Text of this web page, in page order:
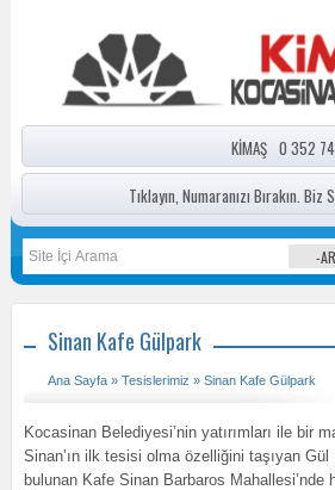
KİMAŞ 0 352
Tıklayın, Numaranızı Bırakın. Biz
Sinan Kafe Gülpark
Ana Sayfa» Tesislerimiz » Sinan Kafe Gülpark
Kocasinan Belediyesi’nin yatırımları ile bir
Sinan’ın ilk tesisi olma özelliğini taşıyan Gül
bulunan Kafe Sinan Barbaros Mahallesi’nde